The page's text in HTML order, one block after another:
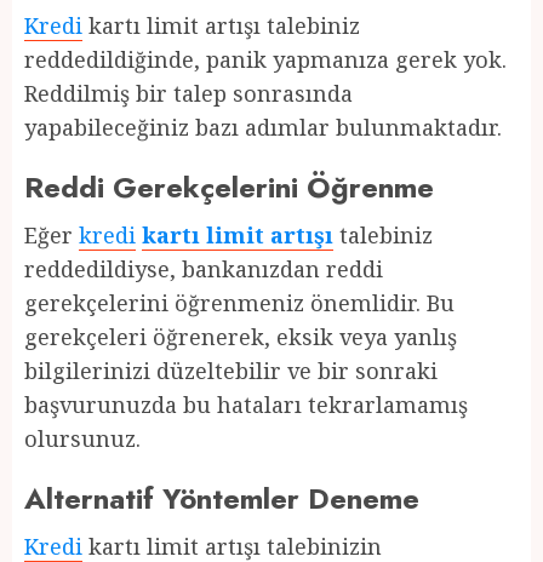
Kredi kartı limit artışı talebiniz
reddedildiğinde, panik yapmanıza gerek yok.
Reddilmiş bir talep sonrasında
yapabileceğiniz bazı adımlar bulunmaktadır.
Reddi Gerekçelerini Öğrenme
Eğer kredi kartı limit artışı talebiniz
reddedildiyse, bankanızdan reddi
gerekçelerini öğrenmeniz önemlidir. Bu
gerekçeleri öğrenerek, eksik veya yanlış
bilgilerinizi düzeltebilir ve bir sonraki
başvurunuzda bu hataları tekrarlamamış
olursunuz.
Alternatif Yöntemler Deneme
Kredi kartı limit artışı talebinizin